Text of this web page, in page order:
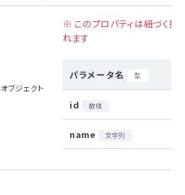
オブジェクト
※ このプロパティは紐づく
れます
パラメータ名 型
id 数値
name 文字列